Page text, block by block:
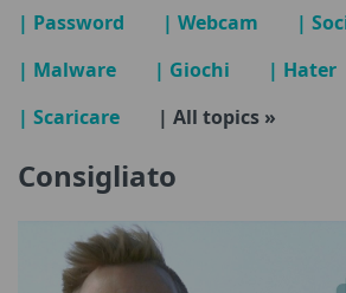
| Password
| Webcam
|
| Malware
| Giochi
| Hater
| Scaricare
| All topics »
Consigliato